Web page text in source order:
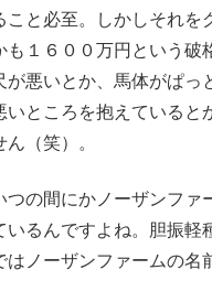
こと必至。しかしそれを
も１６００万円という破
悪いとか、馬体がぱっ
いところを抱えていると
（笑）。
の間にかノーザンファ
るんですよね。胆振軽
はノーザンファームの名